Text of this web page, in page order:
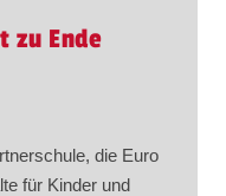
zu Ende
die Euro
für Kinder und